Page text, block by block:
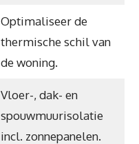
Optimaliseer de
thermische schil van
de woning.
Vloer-, dak- en
spouwmuurisolatie
incl. zonnepanelen.